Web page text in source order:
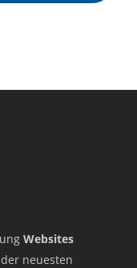
Websites
neuesten